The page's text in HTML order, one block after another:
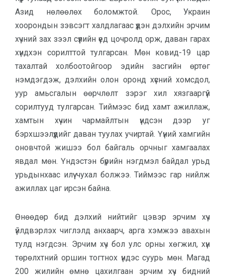
Азид нөлөөлөх боломжтой. Орос, Украин
хоорондын зэвсэгт халдлагаас үүдэн дэлхийн эрчим
хүчний зах зээл сүүлийн үед цочролд орж, даван гарах
хүндхэн сорилттой тулгарсан. Мөн ковид-19 цар
тахалтай холбоотойгоор эдийн засгийн өртөг
нэмдэгдэж, дэлхийн олон оронд хүсний хомсдол,
уур амьсгалын өөрчлөлт зэрэг хил хязгааргүй
сорилтууд тулгарсан. Тиймээс бид хамт ажиллаж,
хамтын хүчин чармайлтын үндсэн дээр уг
бэрхшээлүүдийг даван туулах учиртай. Үүний хамгийн
оновчтой жишээ бол байгаль орчныг хамгаалах
явдал мөн. Үндэстэн бүрийн нэгдмэл байдал урьд
урьдынхаас илүү чухал болжээ. Тиймээс гар нийлж
ажиллах цаг ирсэн байна.
Өнөөдөр бид дэлхий нийтийг цэвэр эрчим хүч
үйлдвэрлэх чиглэлд анхаарч, арга хэмжээ авахын
тулд нэгдсэн. Эрчим хүч бол улс орны хөгжил, хүн
төрөлхтний оршин тогтнох үндэс суурь мөн. Магад
200 жилийн өмнө цахилгаан эрчим хүч бидний